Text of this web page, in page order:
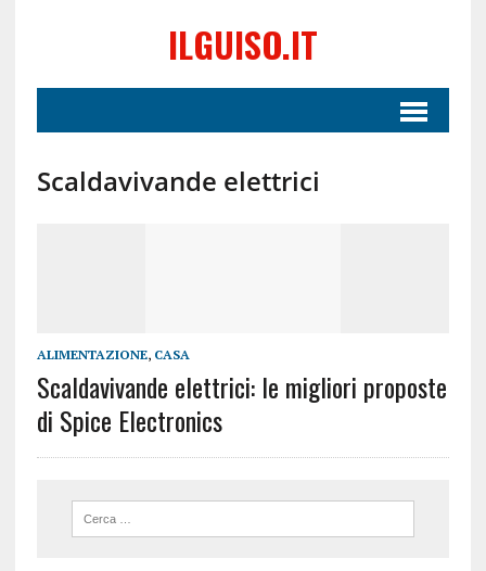
ILGUISO.IT
Scaldavivande elettrici
ALIMENTAZIONE, CASA
Scaldavivande elettrici: le migliori proposte
di Spice Electronics